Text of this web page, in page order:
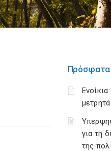
Πρόσφατα
για τη
της